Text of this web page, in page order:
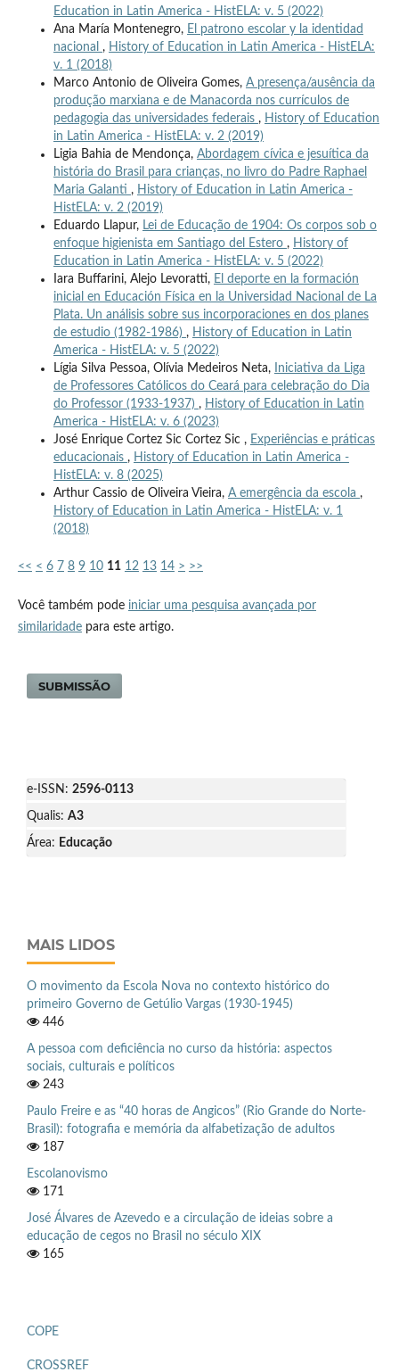
Education in Latin America - HistELA: v. 5 (2022)
Ana María Montenegro, El patrono escolar y la identidad
nacional , History of Education in Latin America - HistELA:
v. 1 (2018)
Marco Antonio de Oliveira Gomes, A presença/ausência da
produção marxiana e de Manacorda nos currículos de
pedagogia das universidades federais , History of Education
in Latin America - HistELA: v. 2 (2019)
Ligia Bahia de Mendonça, Abordagem cívica e jesuítica da
história do Brasil para crianças, no livro do Padre Raphael
Maria Galanti , History of Education in Latin America -
HistELA: v. 2 (2019)
Eduardo Llapur, Lei de Educação de 1904: Os corpos sob o
enfoque higienista em Santiago del Estero , History of
Education in Latin America - HistELA: v. 5 (2022)
Iara Buffarini, Alejo Levoratti, El deporte en la formación
inicial en Educación Física en la Universidad Nacional de La
Plata. Un análisis sobre sus incorporaciones en dos planes
de estudio (1982-1986) , History of Education in Latin
America - HistELA: v. 5 (2022)
Lígia Silva Pessoa, Olívia Medeiros Neta,
Iniciativa da Liga
de Professores Católicos do Ceará para celebração do Dia
do Professor (1933-1937) , History of Education in Latin
America - HistELA: v. 6 (2023)
José Enrique Cortez Sic Cortez Sic , Experiências e práticas
educacionais , History of Education in Latin America -
HistELA: v. 8 (2025)
Arthur Cassio de Oliveira Vieira, A emergência da escola ,
History of Education in Latin America - HistELA: v. 1
(2018)
<< < 6 7 8 9 10 11 12 13 14 > >>
Você também pode iniciar uma pesquisa avançada por
similaridadepara este artigo.
SUBMISSÃO
e-ISSN: 2596-0113
Qualis: A3
Área: Educação
MAIS LIDOS
O movimento da Escola Nova no contexto histórico do
primeiro Governo de Getúlio Vargas (1930-1945)
446
A pessoa com deficiência no curso da história: aspectos
sociais, culturais e políticos
243
Paulo Freire e as “40 horas de Angicos” (Rio Grande do Norte-
Brasil): fotografia e memória da alfabetização de adultos
187
Escolanovismo
171
José Álvares de Azevedo e a circulação de ideias sobre a
educação de cegos no Brasil no século XIX
165
COPE
CROSSREF